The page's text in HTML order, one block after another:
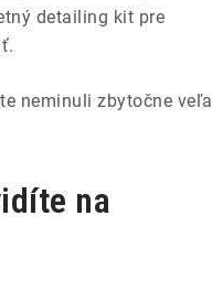
detailing kit pre
neminuli zbytočne veľa
na